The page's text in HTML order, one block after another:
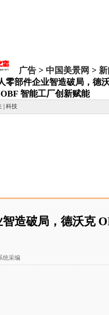
广告> 中国美景网 >
零部件企业智造破局，德
OBF 智能工厂创新赋能
科技
造破局，德沃克
统采编